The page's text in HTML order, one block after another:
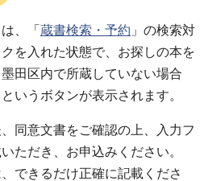
、「 蔵書検索・予約 」の検索対
を入れた状態で、お探しの本を
田区内で所蔵していない場合
いうボタンが表示されます。
同意文書をご確認の上、入力フ
ただき、お申込みください。
できるだけ正確に記載くださ